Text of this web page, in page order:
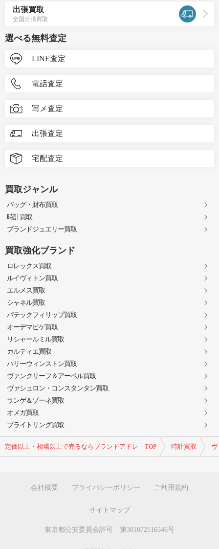
定価以上・相場以上で売るならブランドアドレ TOP 時計買取
出張買取
全国出張買取
選べる無料査定
LINE査定
電話査定
写メ査定
出張査定
宅配査定
買取ジャンル
バッグ・財布買取
時計買取
ブランドジュエリー買取
買取強化ブランド
ロレックス買取
ルイヴィトン買取
エルメス買取
シャネル買取
パテックフィリップ買取
オーデマピゲ買取
リシャールミル買取
カルティエ買取
ハリーウィンストン買取
ヴァンクリーフ＆アーペル買取
ヴァシュロン・コンスタンタン買取
ランゲ＆ゾーネ買取
オメガ買取
ブライトリング買取
会社概要 プライバシーポリシー ご利用規約
サイトマップ
東京都公安委員会許可 第301072116546号